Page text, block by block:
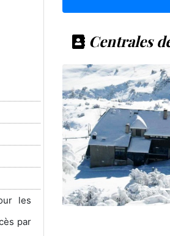
les
par
Centrales